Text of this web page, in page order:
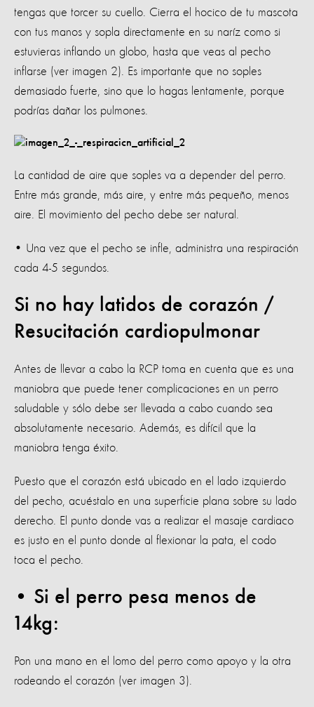
tengas que torcer su cuello. Cierra el hocico de tu mascota
con tus manos y sopla directamente en su naríz como si
estuvieras inflando un globo, hasta que veas al pecho
inflarse (ver imagen 2). Es importante que no soples
demasiado fuerte, sino que lo hagas lentamente, porque
podrías dañar los pulmones.
La cantidad de aire que soples va a depender del perro.
Entre más grande, más aire, y entre más pequeño, menos
aire. El movimiento del pecho debe ser natural.
• Una vez que el pecho se infle, administra una respiración
cada 4-5 segundos.
Si no hay latidos de corazón /
Resucitación cardiopulmonar
Antes de llevar a cabo la RCP toma en cuenta que es una
maniobra que puede tener complicaciones en un perro
saludable y sólo debe ser llevada a cabo cuando sea
absolutamente necesario. Además, es difícil que la
maniobra tenga éxito.
Puesto que el corazón está ubicado en el lado izquierdo
del pecho, acuéstalo en una superficie plana sobre su lado
derecho. El punto donde vas a realizar el masaje cardiaco
es justo en el punto donde al flexionar la pata, el codo
toca el pecho.
• Si el perro pesa menos de
14kg:
Pon una mano en el lomo del perro como apoyo y la otra
rodeando el corazón (ver imagen 3).